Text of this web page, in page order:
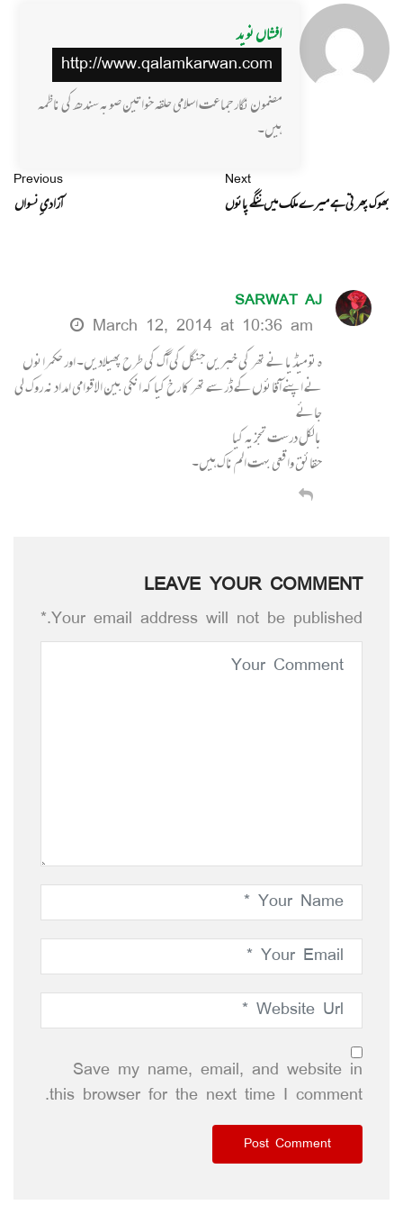
افشاں نوید
http://www.qalamkarwan.com
مضمون نگار جماعت اسلامی حلقہ خواتین صوبہ سندھ کی ناظمہ
ہیں۔
Previous
آزادیِ نسواں
Next
بھوک پھرتی ہے میرے ملک میں ننگے پائوں
SARWAT AJ
March 12, 2014 at 10:36 am
ہ تو میڈیا نے تھر کی خبریں جنگل کی آگ کی طرح پھیلادیں۔ اور حکمرانوں
نے اپنے آقائوں کے ڈر سے تھر کا رخ کیا کہ انکی بین الاقوامی امداد نہ روک لی
جائے
بالکل درست تجزیہ کیا
حقائق واقعی بہت الم ناک ہیں۔
LEAVE YOUR COMMENT
Your email address will not be published.*
Save my name, email, and website in
this browser for the next time I comment.